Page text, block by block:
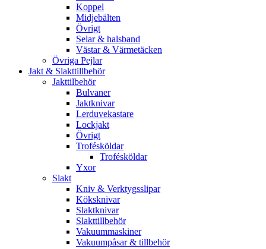
Koppel
Midjebälten
Övrigt
Selar & halsband
Västar & Värmetäcken
Övriga Pejlar
Jakt & Slakttillbehör
Jakttilbehör
Bulvaner
Jaktknivar
Lerduvekastare
Lockjakt
Övrigt
Trofésköldar
Trofésköldar
Yxor
Slakt
Kniv & Verktygsslipar
Köksknivar
Slaktknivar
Slakttillbehör
Vakuummaskiner
Vakuumpåsar & tillbehör